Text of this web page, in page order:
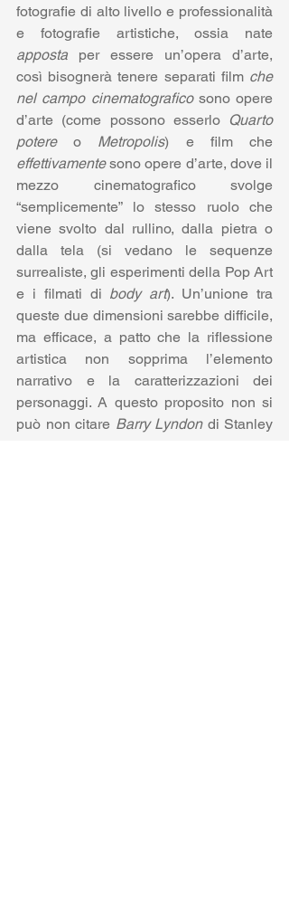
fotografie di alto livello e professionalità
apposta per essere un’opera d’arte,
così bisognerà tenere separati film che
nel campo cinematografico sono opere
d’arte (come possono esserlo Quarto
potere o Metropolis
effettivamente sono opere d’arte, dove il
mezzo cinematografico svolge
“semplicemente” lo stesso ruolo che
viene svolto dal rullino, dalla pietra o
dalla tela (si vedano le sequenze
surrealiste, gli esperimenti della Pop Art
e i filmati di body art). Un’unione tra
queste due dimensioni sarebbe difficile,
ma efficace, a patto che la riflessione
artistica non sopprima l’elemento
narrativo e la caratterizzazioni dei
personaggi. A questo proposito non si
può non citare Barry Lyndon di Stanley